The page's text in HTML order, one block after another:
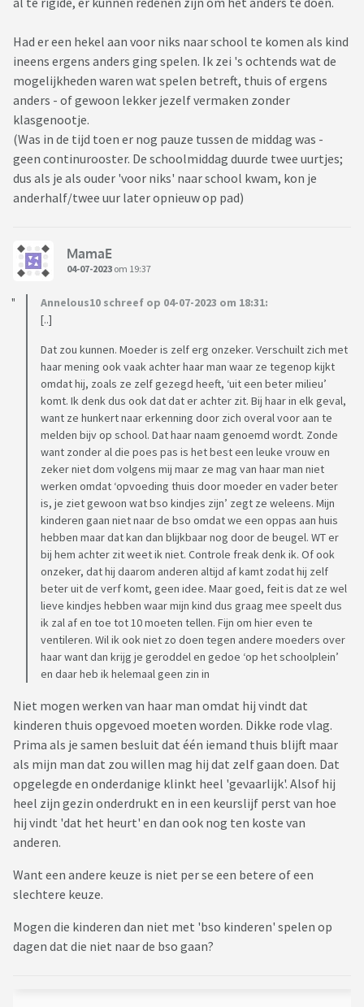
Had er een hekel aan voor niks naar school te komen als kind
ineens ergens anders ging spelen. Ik zei 's ochtends wat de
mogelijkheden waren wat spelen betreft, thuis of ergens
anders - of gewoon lekker jezelf vermaken zonder
klasgenootje.
(Was in de tijd toen er nog pauze tussen de middag was -
geen continurooster. De schoolmiddag duurde twee uurtjes;
dus als je als ouder 'voor niks' naar school kwam, kon je
anderhalf/twee uur later opnieuw op pad)
MamaE
04-07-2023 om 19:37
Annelous10 schreef op 04-07-2023 om 18:31:
[..]
Dat zou kunnen. Moeder is zelf erg onzeker. Verschuilt zich met
haar mening ook vaak achter haar man waar ze tegenop kijkt
omdat hij, zoals ze zelf gezegd heeft, ‘uit een beter milieu’
komt. Ik denk dus ook dat dat er achter zit. Bij haar in elk geval,
want ze hunkert naar erkenning door zich overal voor aan te
melden bijv op school. Dat haar naam genoemd wordt. Zonde
want zonder al die poes pas is het best een leuke vrouw en
zeker niet dom volgens mij maar ze mag van haar man niet
werken omdat ‘opvoeding thuis door moeder en vader beter
is, je ziet gewoon wat bso kindjes zijn’ zegt ze weleens. Mijn
kinderen gaan niet naar de bso omdat we een oppas aan huis
hebben maar dat kan dan blijkbaar nog door de beugel. WT er
bij hem achter zit weet ik niet. Controle freak denk ik. Of ook
onzeker, dat hij daarom anderen altijd af kamt zodat hij zelf
beter uit de verf komt, geen idee. Maar goed, feit is dat ze wel
lieve kindjes hebben waar mijn kind dus graag mee speelt dus
ik zal af en toe tot 10 moeten tellen. Fijn om hier even te
ventileren. Wil ik ook niet zo doen tegen andere moeders over
haar want dan krijg je geroddel en gedoe ‘op het schoolplein’
en daar heb ik helemaal geen zin in
Niet mogen werken van haar man omdat hij vindt dat
kinderen thuis opgevoed moeten worden. Dikke rode vlag.
Prima als je samen besluit dat één iemand thuis blijft maar
als mijn man dat zou willen mag hij dat zelf gaan doen. Dat
opgelegde en onderdanige klinkt heel 'gevaarlijk'. Alsof hij
heel zijn gezin onderdrukt en in een keurslijf perst van hoe
hij vindt 'dat het heurt' en dan ook nog ten koste van
anderen.
Want een andere keuze is niet per se een betere of een
slechtere keuze.
Mogen die kinderen dan niet met 'bso kinderen' spelen op
dagen dat die niet naar de bso gaan?